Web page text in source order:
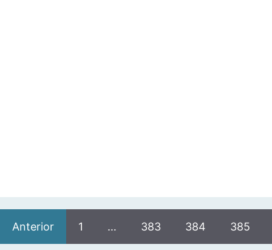
Anterior 1 … 383 384 385